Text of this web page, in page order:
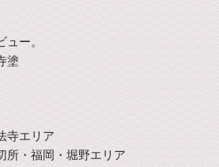
ュー。
塗
寺エリア
所・福岡・堀野エリア